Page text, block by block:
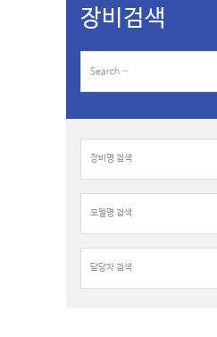
장비검색
a
명
색
:
델
명
:자